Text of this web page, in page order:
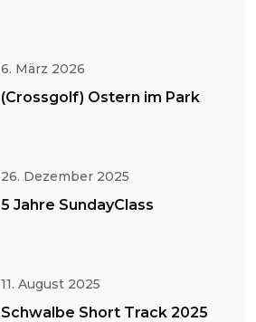
6. März 2026
(Crossgolf) Ostern im Park
26. Dezember 2025
5 Jahre SundayClass
11. August 2025
Schwalbe Short Track 2025